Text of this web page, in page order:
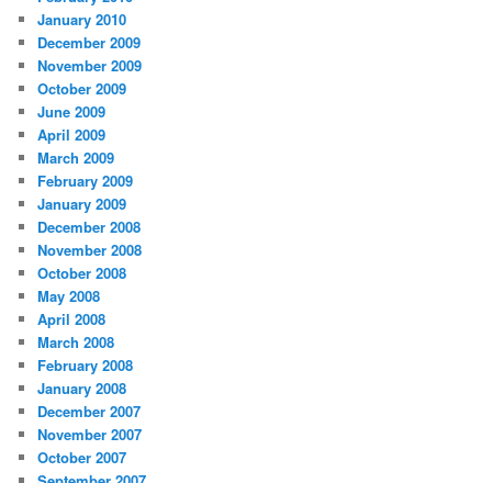
January 2010
December 2009
November 2009
October 2009
June 2009
April 2009
March 2009
February 2009
January 2009
December 2008
November 2008
October 2008
May 2008
April 2008
March 2008
February 2008
January 2008
December 2007
November 2007
October 2007